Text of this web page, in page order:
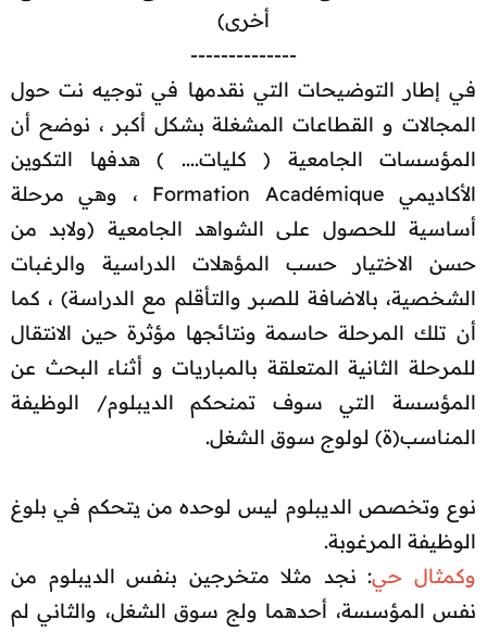
أخرى)
--------------​
في إطار التوضيحات التي نقدمها في توجيه نت حول
المجالات و القطاعات المشغلة بشكل أكبر ، نوضح أن
المؤسسات الجامعية ( كليات.... ) هدفها التكوين
الأكاديمي Formation Académique ، وهي مرحلة
أساسية للحصول على الشواهد الجامعية (ولابد من
حسن الاختيار حسب المؤهلات الدراسية والرغبات
الشخصية، بالاضافة للصبر والتأقلم مع الدراسة) ، كما
أن تلك المرحلة حاسمة ونتائجها مؤثرة حين الانتقال
للمرحلة الثانية المتعلقة بالمباريات و أثناء البحث عن
المؤسسة التي سوف تمنحكم الديبلوم/ الوظيفة
المناسب(ة) لولوج سوق الشغل.
نوع وتخصص الديبلوم ليس لوحده من يتحكم في بلوغ
الوظيفة المرغوبة.
وكمثال حي: نجد مثلا متخرجين بنفس الديبلوم من
نفس المؤسسة، أحدهما ولج سوق الشغل، والثاني لم